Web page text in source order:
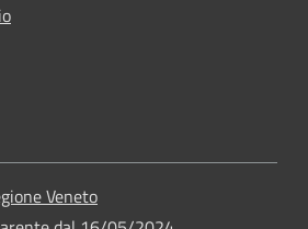
Veneto